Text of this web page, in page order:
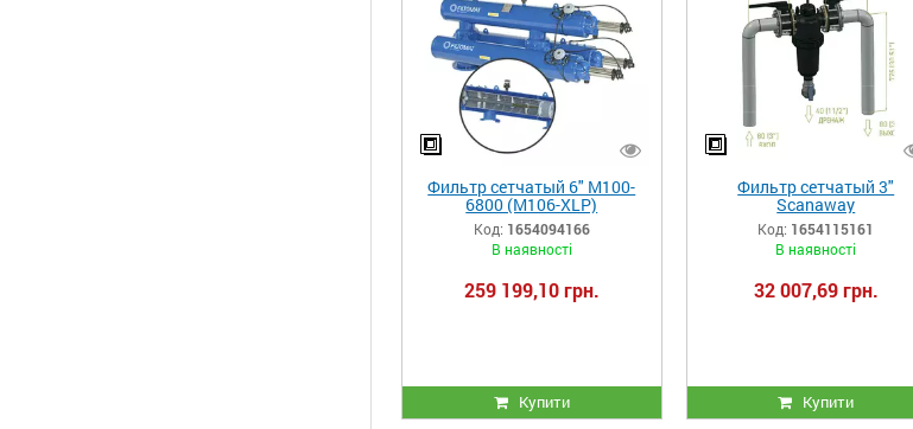
Фильтр сетчатый 6" M100-
6800 (M106-XLP)
автоматический Фильтомат
Filtomat Amiad с
электронным управлением
Код: 1654094166
В наявності
259 199,10 грн.
Купити
Фильтр сетчатый 3"
Scanaway
полуавтоматический Semi-
automatic Amiad
Код: 1654115161
В наявності
32 007,69 грн.
Купити